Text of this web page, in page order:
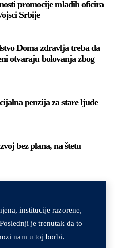
promocije mladih oficira
Srbije
Doma zdravlja treba da
otvaraju bolovanja zbog
penzija za stare ljude
bez plana, na štetu
institucije razorene,
je trenutak da to
nam u toj borbi.